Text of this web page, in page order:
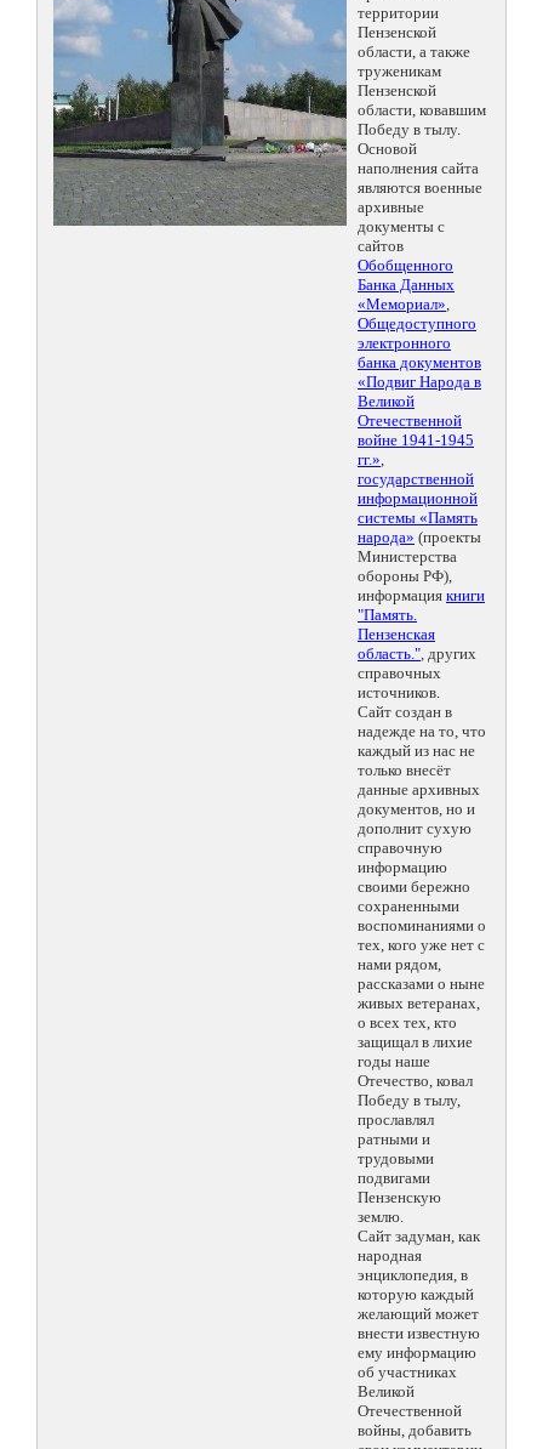
территории
Пензенской
области, а также
труженикам
Пензенской
области, ковавшим
Победу в тылу.
Основой
наполнения сайта
являются военные
архивные
документы с
сайтов
Обобщенного
Банка Данных
«Мемориал»,
Общедоступного
электронного
банка документов
«Подвиг Народа в
Великой
Отечественной
войне 1941-1945
гг.»,
государственной
информационной
системы «Память
народа» (проекты
Министерства
обороны РФ),
информация книги
"Память.
Пензенская
область.", других
справочных
источников.
Сайт создан в
надежде на то, что
каждый из нас не
только внесёт
данные архивных
документов, но и
дополнит сухую
справочную
информацию
своими бережно
сохраненными
воспоминаниями о
тех, кого уже нет с
нами рядом,
рассказами о ныне
живых ветеранах,
о всех тех, кто
защищал в лихие
годы наше
Отечество, ковал
Победу в тылу,
прославлял
ратными и
трудовыми
подвигами
Пензенскую
землю.
Сайт задуман, как
народная
энциклопедия, в
которую каждый
желающий может
внести известную
ему информацию
об участниках
Великой
Отечественной
войны, добавить